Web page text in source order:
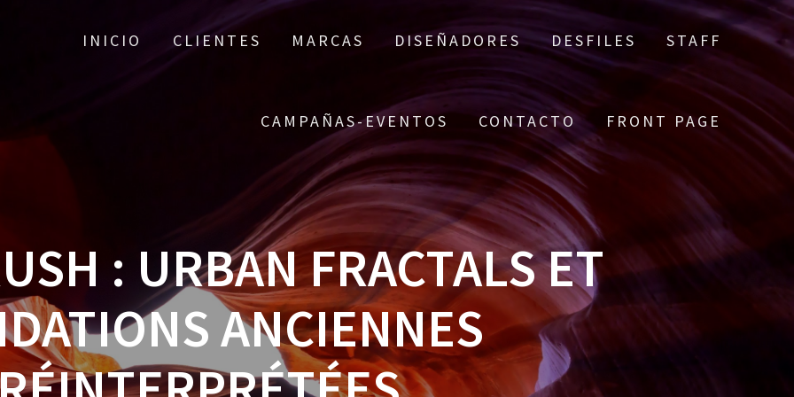
INICIO CLIENTES MARCAS DISEÑADORES DESFILES STAFF
CAMPAÑAS-EVENTOS CONTACTO FRONT PAGE
: URBAN FRACTALS ET
ANCIENNES